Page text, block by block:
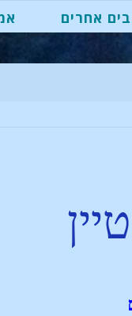
אחרים